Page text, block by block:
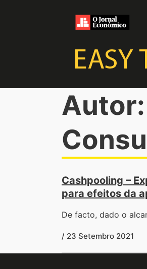
Cashpooling –
para efeitos da
De facto, dado o
/ 23 Setembro 2021